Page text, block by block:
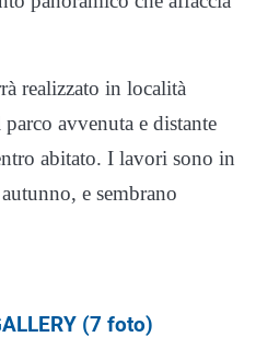
realizzato in località
avvenuta e distante
abitato. I lavori sono in
e sembrano
(7 foto)